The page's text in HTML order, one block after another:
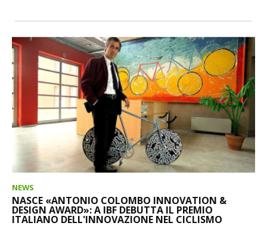
NEWS
NASCE «ANTONIO COLOMBO INNOVATION &
DESIGN AWARD»: A IBF DEBUTTA IL PREMIO
ITALIANO DELL'INNOVAZIONE NEL CICLISMO